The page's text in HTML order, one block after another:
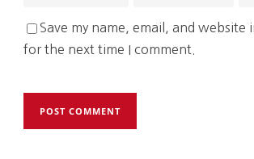
Save my name, email, and website
for the next time I comment.